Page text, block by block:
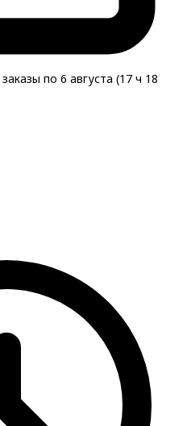
по 6 августа (17 ч 18